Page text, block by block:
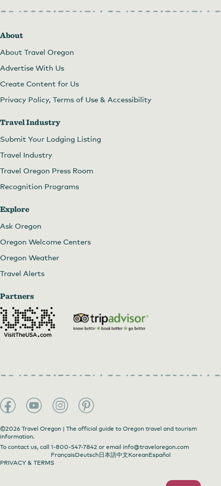
About
About Travel Oregon
Advertise With Us
Create Content for Us
Privacy Policy, Terms of Use & Accessibility
Travel Industry
Submit Your Lodging Listing
Travel Industry
Travel Oregon Press Room
Recognition Programs
Explore
Ask Oregon
Oregon Welcome Centers
Oregon Weather
Travel Alerts
Partners
©2026 Travel Oregon | The official guide to Oregon travel and tourism
information.
To contact us, call 1-800-547-7842 or email info@traveloregon.com
FrançaisDeutsch日本語中文KoreanEspañol
PRIVACY & TERMS